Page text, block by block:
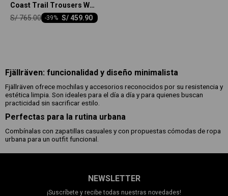
Coast Trail Trousers W
Mujer
S/ 459.90
-39
S/765.00
Fjällräven: funcionalidad y diseño minimalista
Fjällräven ofrece mochilas y accesorios reconocidos por su resistencia y
estética limpia. Son ideales para el día a día y para quienes buscan
practicidad sin sacrificar estilo.
Perfectas para la rutina urbana
Combínalas con zapatillas casuales y con propuestas cómodas de ropa
urbana para un outfit funcional.
NEWSLETTER
¡Suscríbete y recibe todas nuestras novedades!